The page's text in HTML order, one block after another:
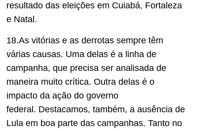
resultado das eleições em Cuiabá, Fortaleza
e Natal.
18.As vitórias e as derrotas sempre têm
várias causas. Uma delas é a linha de
campanha, que precisa ser analisada de
maneira muito crítica. Outra delas é o
impacto da ação do governo
federal. Destacamos, também, a ausência de
Lula em boa parte das campanhas. Tanto no